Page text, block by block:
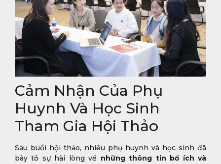
Cảm Nhận Của Phụ
Huynh Và Học Sinh
Tham Gia Hội Thảo
Sau buổi hội thảo, nhiều phụ huynh và học sinh đã
bày tỏ sự hài lòng về những thông tin bổ ích và